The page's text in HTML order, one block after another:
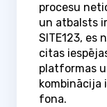
procesu
un atbalsts
SITE123, es
citas
platformas
kombinācija
fona.